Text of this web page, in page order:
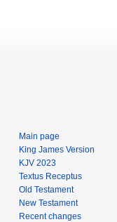
Main page
King James Version
KJV 2023
Textus Receptus
Old Testament
New Testament
Recent changes